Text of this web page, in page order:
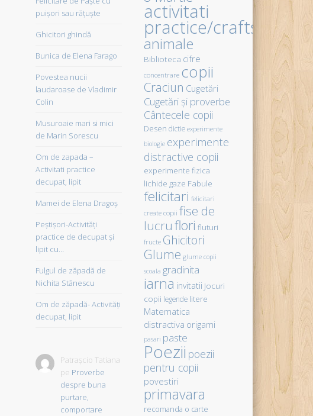
puișori sau rățuște
Ghicitori ghindă
Bunica de Elena Farago
Povestea nucii
laudaroase de Vladimir
Colin
Musuroaie mari si mici
de Marin Sorescu
Om de zapada –
Activitati practice
decupat, lipit
Mamei de Elena Dragoş
Peştişori-Activităţi
practice de decupat şi
lipit cu…
Fulgul de zăpadă de
Nichita Stănescu
Om de zăpadă- Activităţi
decupat, lipit
Patrașcio Tatiana
pe Proverbe
despre buna
purtare,
comportare
activitati
practice/crafts
animale
Biblioteca cifre
concentrare copii
Craciun Cugetări
Cugetări şi proverbe
Cântecele copii
Desen dictie experimente
biologie experimente
distractive copii
experimente fizica
lichide gaze Fabule
felicitari felicitari
create copii fise de
lucruflori fluturi
fructe Ghicitori
Glume glume copii
scoala gradinita
iarna invitatii Jocuri
copii legende litere
Matematica
distractiva origami
pasari paste
Poezii poezii
pentru copii
povestiri
primavara
recomanda o carte